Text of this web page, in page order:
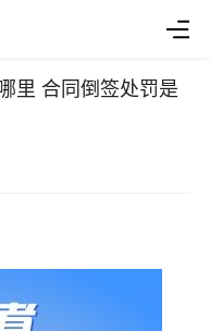
里 合同倒签处罚是